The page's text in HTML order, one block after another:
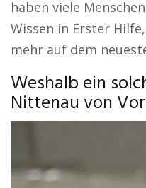
haben viele
Wissen in Erster
mehr auf dem
Weshalb ein
Nittenau von